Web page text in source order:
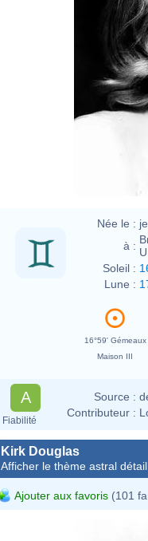
Née le :
à :
Soleil :
Lune :
16°59' Gémeaux
Maison III
A
Fiabilité
Source :
Contributeur :
Kirk Douglas
Afficher le thème astral
Ajouter aux favoris (101